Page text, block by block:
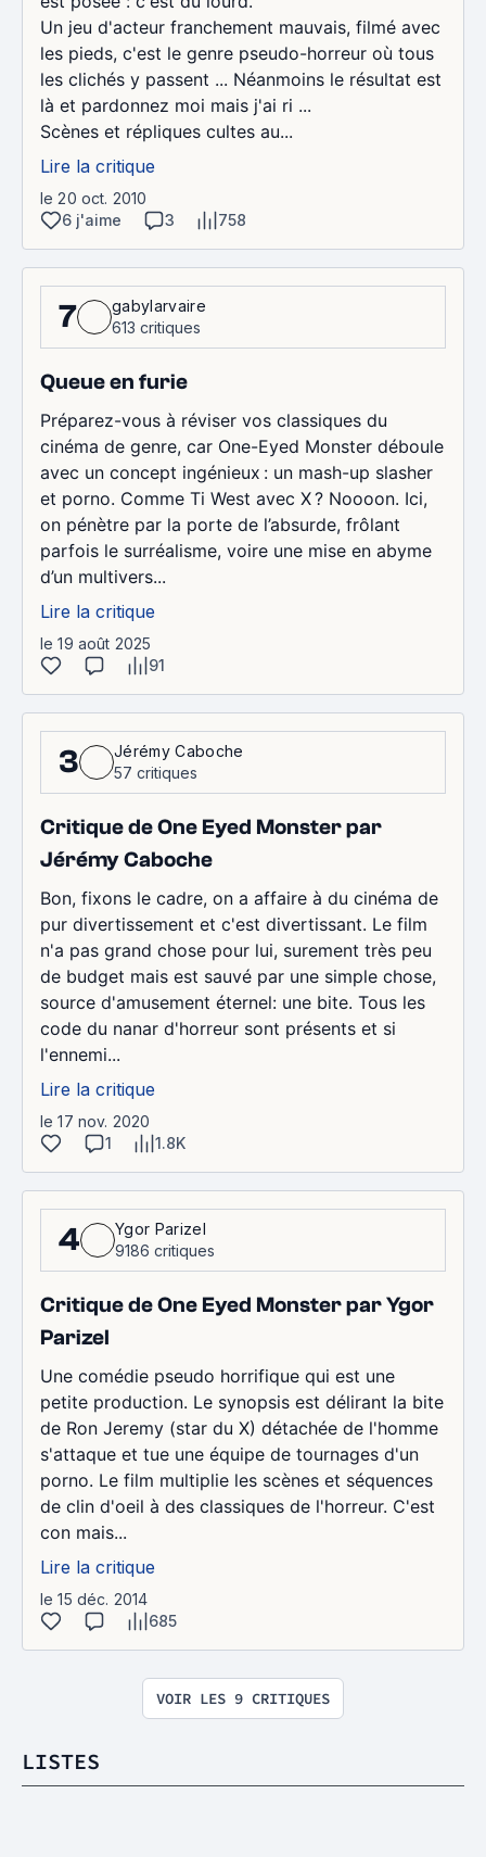
Un jeu d'acteur franchement mauvais, filmé avec
les pieds, c'est le genre pseudo-horreur où tous
les clichés y passent ... Néanmoins le résultat est
là et pardonnez moi mais j'ai ri ...
Scènes et répliques cultes au...
Lire la critique
le 20 oct. 2010
6 j'aime
3 758
7
gabylarvaire
613 critiques
Queue en furie
Préparez-vous à réviser vos classiques du
cinéma de genre, car One-Eyed Monster déboule
avec un concept ingénieux : un mash-up slasher
et porno. Comme Ti West avec X ? Noooon. Ici,
on pénètre par la porte de l’absurde, frôlant
parfois le surréalisme, voire une mise en abyme
d’un multivers...
Lire la critique
le 19 août 2025
91
3
Jérémy Caboche
57 critiques
Critique de One Eyed Monster par
Jérémy Caboche
Bon, fixons le cadre, on a affaire à du cinéma de
pur divertissement et c'est divertissant. Le film
n'a pas grand chose pour lui, surement très peu
de budget mais est sauvé par une simple chose,
source d'amusement éternel: une bite. Tous les
code du nanar d'horreur sont présents et si
l'ennemi...
Lire la critique
le 17 nov. 2020
1
1.8K
4
Ygor Parizel
9186 critiques
Critique de One Eyed Monster par Ygor
Parizel
Une comédie pseudo horrifique qui est une
petite production. Le synopsis est délirant la bite
de Ron Jeremy (star du X) détachée de l'homme
s'attaque et tue une équipe de tournages d'un
porno. Le film multiplie les scènes et séquences
de clin d'oeil à des classiques de l'horreur. C'est
con mais...
Lire la critique
le 15 déc. 2014
685
VOIR LES 9 CRITIQUES
LISTES